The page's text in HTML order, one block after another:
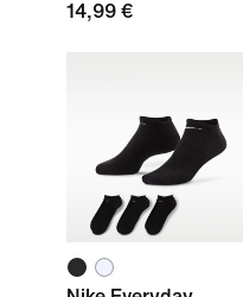
14,99 €